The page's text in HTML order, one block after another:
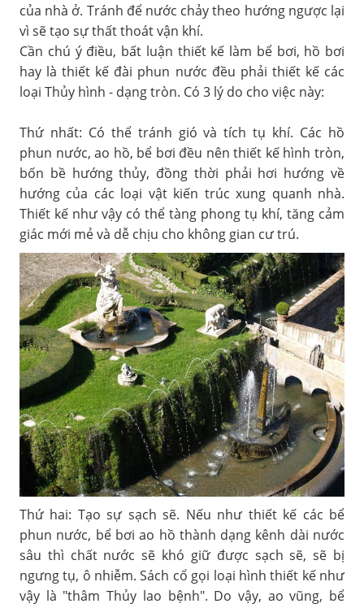
của nhà ở. Tránh để nước chảy theo hướng ngược lại
vì sẽ tạo sự thất thoát vận khí.
Cần chú ý điều, bất luận thiết kế làm bể bơi, hồ bơi
hay là thiết kế đài phun nước đều phải thiết kế các
loại Thủy hình - dạng tròn. Có 3 lý do cho việc này:
Thứ nhất: Có thể tránh gió và tích tụ khí. Các hồ
phun nước, ao hồ, bể bơi đều nên thiết kế hình tròn,
bốn bề hướng thủy, đồng thời phải hơi hướng về
hướng của các loại vật kiến trúc xung quanh nhà.
Thiết kế như vậy có thể tàng phong tụ khí, tăng cảm
giác mới mẻ và dễ chịu cho không gian cư trú.
Thứ hai: Tạo sự sạch sẽ. Nếu như thiết kế các bể
phun nước, bể bơi ao hồ thành dạng kênh dài nước
sâu thì chất nước sẽ khó giữ được sạch sẽ, sẽ bị
ngưng tụ, ô nhiễm. Sách cổ gọi loại hình thiết kế như
vậy là "thâm Thủy lao bệnh". Do vậy, ao vũng, bể